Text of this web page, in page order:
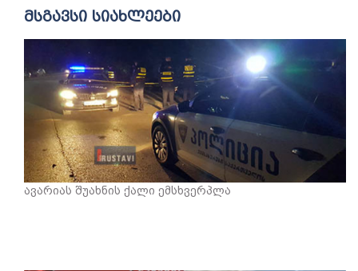
მსგავსი სიახლეები
ავარიას შუახნის ქალი ემსხვერპლა